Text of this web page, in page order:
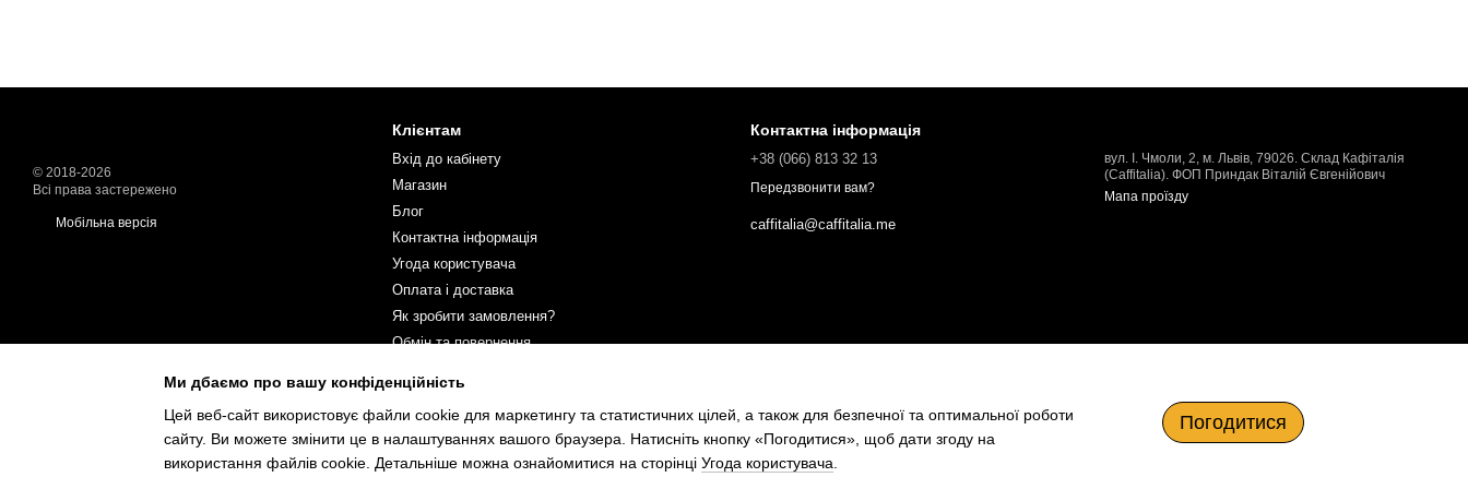
© 2018-2026
Всі права застережено
Мобільна версія
Клієнтам
Вхід до кабінету
Магазин
Блог
Контактна інформація
Угода користувача
Оплата і доставка
Як зробити замовлення?
Обмін та повернення
Ми в соцмережах
Контактна інформація
+38 (066) 813 32 13
Передзвонити вам?
caffitalia@caffitalia.me
вул. І. Чмоли, 2, м. Львів, 79026. Склад Кафіталія
(Caffitalia). ФОП Приндак Віталій Євгенійович
Мапа проїзду
Ми дбаємо про вашу конфіденційність
Цей веб-сайт використовує файли cookie для маркетингу та статистичних цілей, а також для безпечної та оптимальної роботи
сайту. Ви можете змінити це в налаштуваннях вашого браузера. Натисніть кнопку «Погодитися», щоб дати згоду на
використання файлів cookie. Детальніше можна ознайомитися на сторінці Угода користувача
Погодитися